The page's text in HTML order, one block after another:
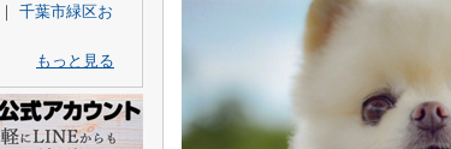
｜ 千葉市緑区お
もっと見る